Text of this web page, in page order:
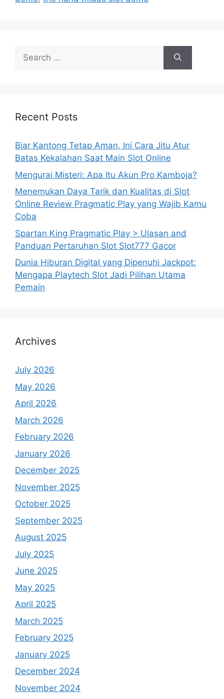
Search
for:
Recent Posts
Biar Kantong Tetap Aman, Ini Cara Jitu Atur
Batas Kekalahan Saat Main Slot Online
Mengurai Misteri: Apa Itu Akun Pro Kamboja?
Menemukan Daya Tarik dan Kualitas di Slot
Online Review Pragmatic Play yang Wajib Kamu
Coba
Spartan King Pragmatic Play > Ulasan and
Panduan Pertaruhan Slot Slot777 Gacor
Dunia Hiburan Digital yang Dipenuhi Jackpot:
Mengapa Playtech Slot Jadi Pilihan Utama
Pemain
Archives
July 2026
May 2026
April 2026
March 2026
February 2026
January 2026
December 2025
November 2025
October 2025
September 2025
August 2025
July 2025
June 2025
May 2025
April 2025
March 2025
February 2025
January 2025
December 2024
November 2024